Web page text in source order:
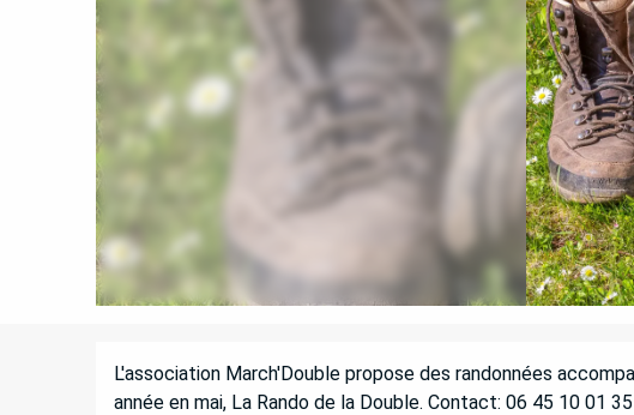
DESCRIPTION
L'association March'Double propose des randonnées
année en mai, La Rando de la Double. Contact: 06 45 10 01 35